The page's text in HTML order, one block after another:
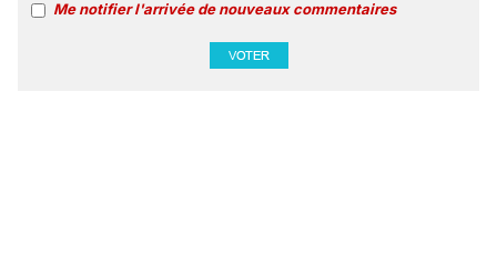
Me notifier l'arrivée de nouveaux commentaires